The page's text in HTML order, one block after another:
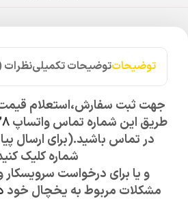
توضیحاتتوضیحات تکمیلینظرات
جهت ثبت سفارش،استعلام
طریق این شماره تماس واتساپ
در تماس باشید.(برای ارسال
شماره کلیک
و یا برای درخواست سرویسکار
مشکلات مربوط به یخچال خود